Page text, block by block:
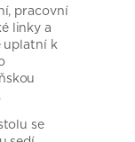
pracovní
linky a
uplatní k
se